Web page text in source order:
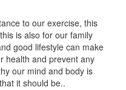
to our exercise, this
is also for our family
good lifestyle can make
health and prevent any
our mind and body is
it should be..